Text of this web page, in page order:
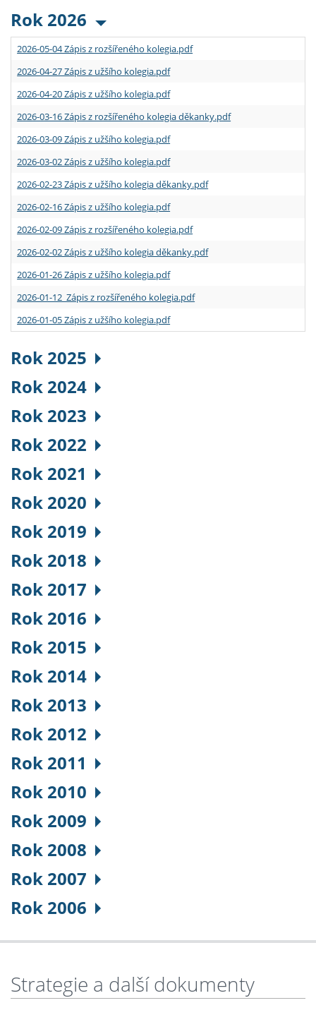
Rok 2026
2026-05-04 Zápis z rozšířeného kolegia.pdf
2026-04-27 Zápis z užšího kolegia.pdf
2026-04-20 Zápis z užšího kolegia.pdf
2026-03-16 Zápis z rozšířeného kolegia děkanky.pdf
2026-03-09 Zápis z užšího kolegia.pdf
2026-03-02 Zápis z užšího kolegia.pdf
2026-02-23 Zápis z užšího kolegia děkanky.pdf
2026-02-16 Zápis z užšího kolegia.pdf
2026-02-09 Zápis z rozšířeného kolegia.pdf
2026-02-02 Zápis z užšího kolegia děkanky.pdf
2026-01-26 Zápis z užšího kolegia.pdf
2026-01-12 Zápis z rozšířeného kolegia.pdf
2026-01-05 Zápis z užšího kolegia.pdf
Rok 2025
Rok 2024
Rok 2023
Rok 2022
Rok 2021
Rok 2020
Rok 2019
Rok 2018
Rok 2017
Rok 2016
Rok 2015
Rok 2014
Rok 2013
Rok 2012
Rok 2011
Rok 2010
Rok 2009
Rok 2008
Rok 2007
Rok 2006
Strategie a další dokumenty